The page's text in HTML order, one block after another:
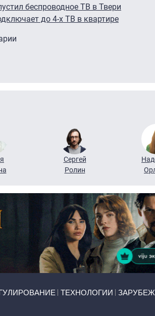
беспроводное ТВ в Твери
до 4-х ТВ в квартире
Сергей
Ролин
ТЕХНОЛОГИИ